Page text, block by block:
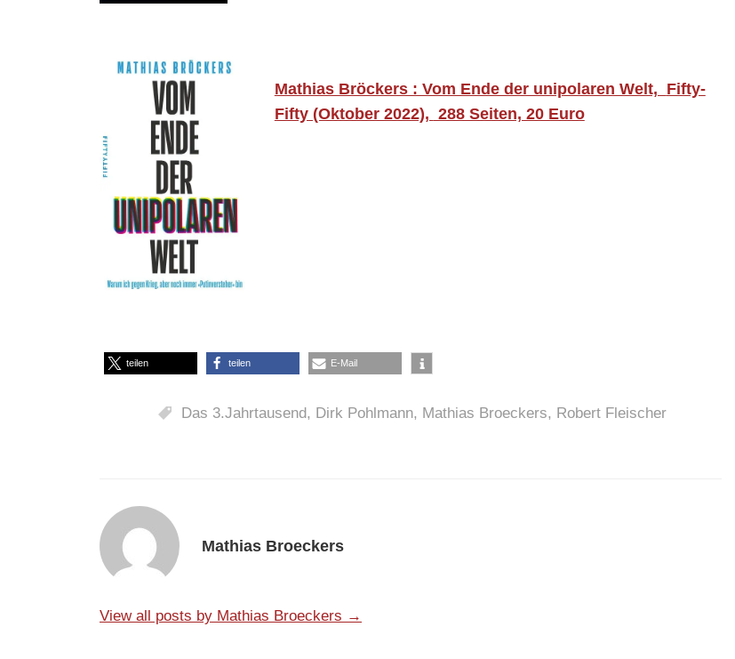
Mathias Bröckers : Vom Ende der unipolaren Welt, Fifty-
Fifty (Oktober 2022), 288 Seiten, 20 Euro
teilen teilen E-Mail
Das 3.Jahrtausend, Dirk Pohlmann, Mathias Broeckers, Robert Fleischer
Mathias Broeckers
View all posts by Mathias Broeckers →